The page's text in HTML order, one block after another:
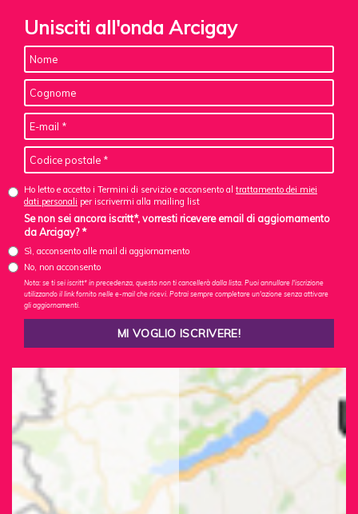
Unisciti all'onda Arcigay
Ho letto e accetto i Termini di servizio e acconsento al trattamento dei miei
dati personali per iscrivermi alla mailing list
Se non sei ancora iscritt*, vorresti ricevere email di aggiornamento
da Arcigay? *
Sì, acconsento alle mail di aggiornamento
No, non acconsento
Nota: se ti sei iscritt* in precedenza, questo non ti cancellerà dalla lista. Puoi annullare l'iscrizione
utilizzando il link fornito nelle e-mail che ricevi. Potrai sempre completare un'azione senza attivare
gli aggiornamenti.